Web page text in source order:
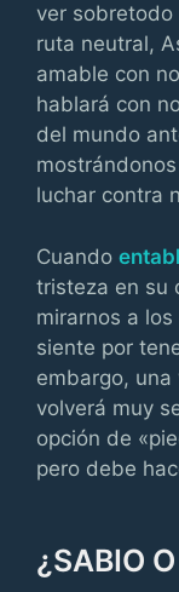
ver sobretodo
ruta neutral,
amable con
hablará con
del mundo
luchar contra
Cuando
tristeza en su
mirarnos a
siente por
embargo,
volverá muy
opción de
pero debe
¿SABIO